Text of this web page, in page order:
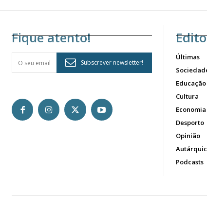
Fique atento!
Subscrever newsletter!
Últimas
Educação
Cultura
Economia
Desporto
Opinião
Podcasts